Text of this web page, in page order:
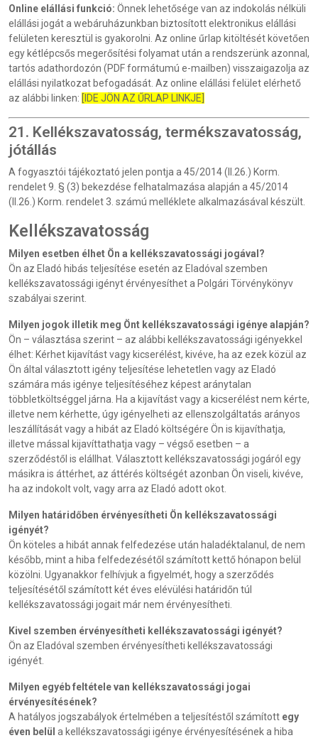
Online elállási funkció: Önnek lehetősége van az indokolás nélküli
elállási jogát a webáruházunkban biztosított elektronikus elállási
felületen keresztül is gyakorolni. Az online űrlap kitöltését követően
egy kétlépcsős megerősítési folyamat után a rendszerünk azonnal,
tartós adathordozón (PDF formátumú e-mailben) visszaigazolja az
elállási nyilatkozat befogadását. Az online elállási felület elérhető
az alábbi linken:
[IDE JÖN AZ ŰRLAP LINKJE]
21. Kellékszavatosság, termékszavatosság,
jótállás
A fogyasztói tájékoztató jelen pontja a 45/2014 (II.26.) Korm.
rendelet 9. § (3) bekezdése felhatalmazása alapján a 45/2014
(II.26.) Korm. rendelet 3. számú melléklete alkalmazásával készült.
Kellékszavatosság
Milyen esetben élhet Ön a kellékszavatossági jogával?
Ön az Eladó hibás teljesítése esetén az Eladóval szemben
kellékszavatossági igényt érvényesíthet a Polgári Törvénykönyv
szabályai szerint.
Milyen jogok illetik meg Önt kellékszavatossági igénye alapján?
Ön – választása szerint – az alábbi kellékszavatossági igényekkel
élhet: Kérhet kijavítást vagy kicserélést, kivéve, ha az ezek közül az
Ön által választott igény teljesítése lehetetlen vagy az Eladó
számára más igénye teljesítéséhez képest aránytalan
többletköltséggel járna. Ha a kijavítást vagy a kicserélést nem kérte,
illetve nem kérhette, úgy igényelheti az ellenszolgáltatás arányos
leszállítását vagy a hibát az Eladó költségére Ön is kijavíthatja,
illetve mással kijavíttathatja vagy – végső esetben – a
szerződéstől is elállhat. Választott kellékszavatossági jogáról egy
másikra is áttérhet, az áttérés költségét azonban Ön viseli, kivéve,
ha az indokolt volt, vagy arra az Eladó adott okot.
Milyen határidőben érvényesítheti Ön kellékszavatossági
igényét?
Ön köteles a hibát annak felfedezése után haladéktalanul, de nem
később, mint a hiba felfedezésétől számított kettő hónapon belül
közölni. Ugyanakkor felhívjuk a figyelmét, hogy a szerződés
teljesítésétől számított két éves elévülési határidőn túl
kellékszavatossági jogait már nem érvényesítheti.
Kivel szemben érvényesítheti kellékszavatossági igényét?
Ön az Eladóval szemben érvényesítheti kellékszavatossági
igényét.
Milyen egyéb feltétele van kellékszavatossági jogai
érvényesítésének?
A hatályos jogszabályok értelmében a teljesítéstől számított egy
éven belül a kellékszavatossági igénye érvényesítésének a hiba